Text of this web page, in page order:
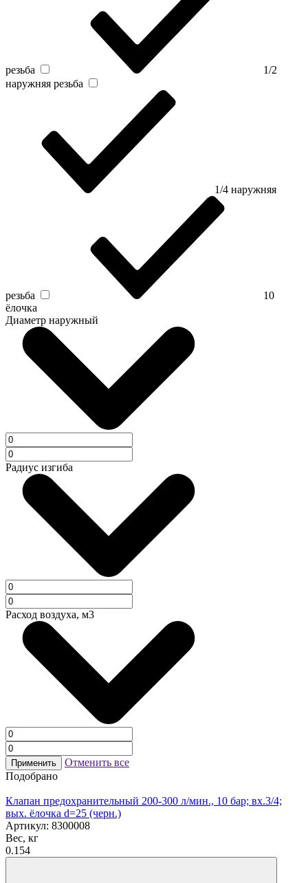
резьба
1/2
наружняя резьба
1/4 наружняя
резьба
10
ёлочка
Диаметр наружный
Радиус изгиба
Расход воздуха, м3
Применить
Отменить все
Подобрано
Клапан предохранительный 200-300 л/мин., 10 бар; вх.3/4;
вых. ёлочка d=25 (черн.)
Артикул: 8300008
Вес, кг
0.154